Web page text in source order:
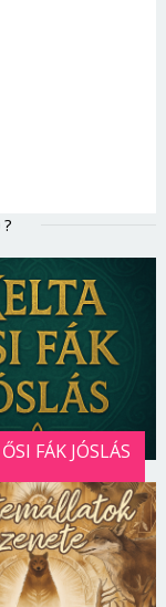
FÁK JÓSLÁS